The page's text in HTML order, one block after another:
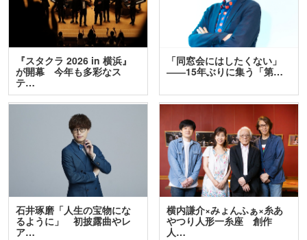
『スタクラ 2026 in 横浜』
が開幕 今年も多彩なス
テ…
「同窓会にはしたくない」
――15年ぶりに集う「第…
石井琢磨「人生の宝物にな
るように」 初披露曲やレ
ア…
横内謙介×みょんふぁ×糸あ
やつり人形一糸座 創作
人…